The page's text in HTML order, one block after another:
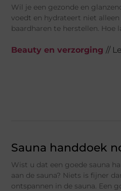
Wil je een gezonde en
voedt en hydrateert niet
baardharen te herstellen. Hoe
Beauty en verzorging //
Sauna handdoek
Wist u dat een goede sauna
aan de sauna? Niets is fijner
ontspannen in de sauna. Een